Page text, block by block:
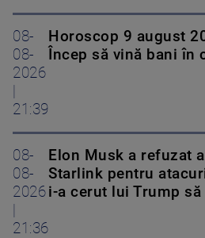
08-
08-
2026
|
21:39
Horoscop 9 august
Încep să vină bani în
08-
08-
2026
|
21:36
Elon Musk a refuzat
Starlink pentru
i-a cerut lui Trump